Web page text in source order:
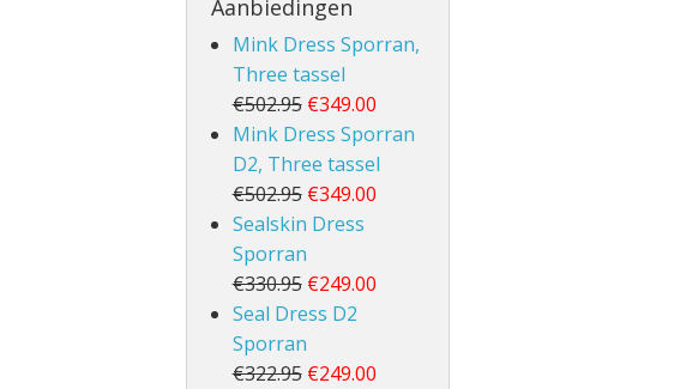
Aanbiedingen
Mink Dress Sporran,
Three tassel
€502.95 €349.00
Mink Dress Sporran
D2, Three tassel
€502.95 €349.00
Sealskin Dress
Sporran
€330.95 €249.00
Seal Dress D2
Sporran
€322.95 €249.00